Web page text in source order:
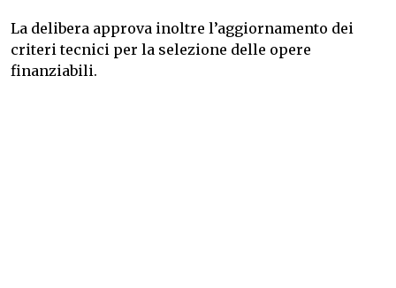
La delibera approva inoltre l’aggiornamento dei
criteri tecnici per la selezione delle opere
finanziabili.